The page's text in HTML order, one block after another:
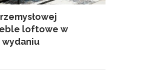
loftowe w
wydaniu